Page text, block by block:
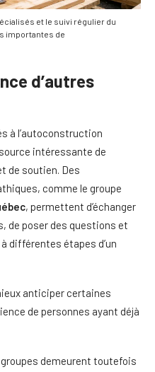
et le suivi régulier du
importantes de
d’autres
à l’autoconstruction
intéressante de
de soutien. Des
comme le groupe
, permettent d’échanger
de poser des questions et
différentes étapes d’un
anticiper certaines
de personnes ayant déjà
demeurent toutefois